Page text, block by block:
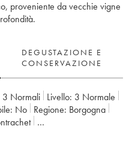
proveniente da vecchie vigne
DEGUSTAZIONE E
CONSERVAZIONE
3 Normali Livello: 3 Normale
no Regione:
Borgogna